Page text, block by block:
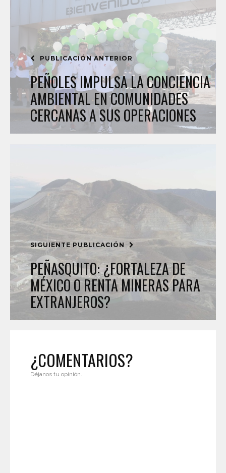
PUBLICACIÓN ANTERIOR
PEÑOLES IMPULSA LA CONCIENCIA
AMBIENTAL EN COMUNIDADES
CERCANAS A SUS OPERACIONES
SIGUIENTE PUBLICACIÓN
PEÑASQUITO: ¿FORTALEZA DE
MÉXICO O RENTA MINERAS PARA
EXTRANJEROS?
¿COMENTARIOS?
Déjanos tu opinión.